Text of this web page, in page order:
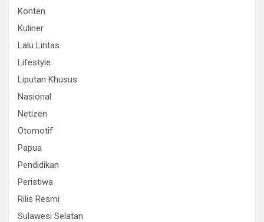
Konten
Kuliner
Lalu Lintas
Lifestyle
Liputan Khusus
Nasional
Netizen
Otomotif
Papua
Pendidikan
Peristiwa
Rilis Resmi
Sulawesi Selatan